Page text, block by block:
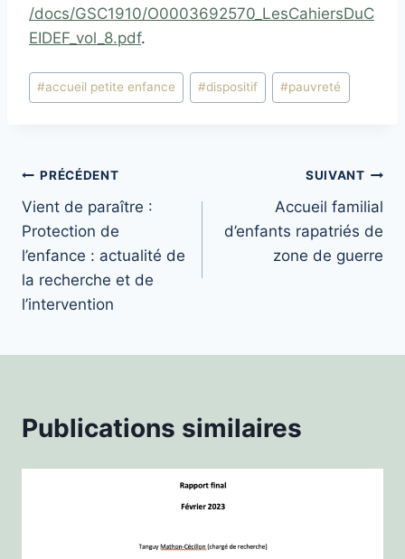
/docs/GSC1910/O0003692570_LesCahiersDuC
EIDEF_vol_8.pdf.
Étiquettes
de
#accueil petite enfance #dispositif #pauvreté
Navigation
de
l’article
PRÉCÉDENT
Vient de paraître :
Protection de
l’enfance : actualité de
la recherche et de
l’intervention
SUIVANT
Accueil familial
d’enfants rapatriés de
zone de guerre
Publications similaires